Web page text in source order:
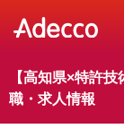
【高知県×特許
職・求人情報